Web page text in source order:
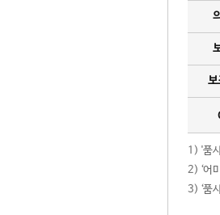
보
1) '품
2) ‘어
3) ‘품